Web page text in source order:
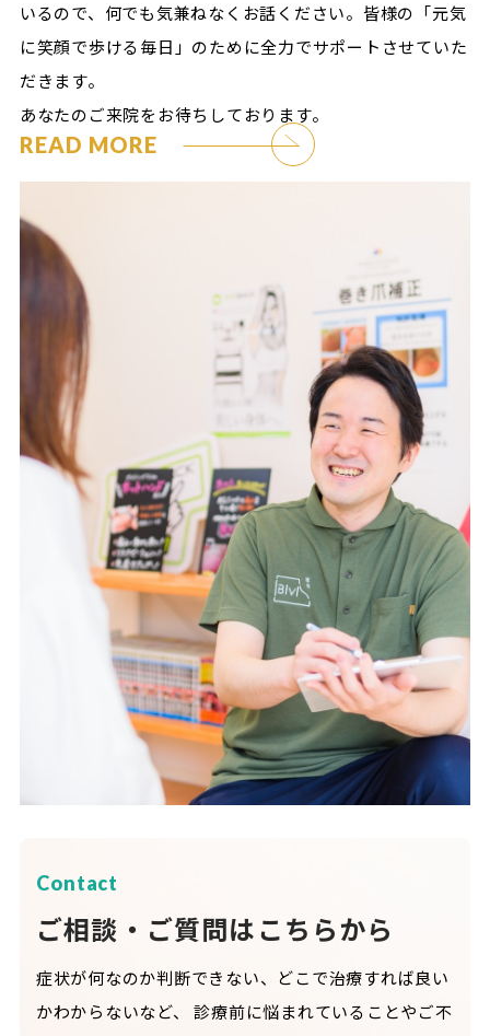
いるので、何でも気兼ねなくお話ください。皆様の「元気
に笑顔で歩ける毎日」のために全力でサポートさせていた
だきます。
あなたのご来院をお待ちしております。
READ MORE
Contact
ご相談・ご質問はこちらから
症状が何なのか判断できない、どこで治療すれば良い
かわからないなど、
診療前に悩まれていることやご不